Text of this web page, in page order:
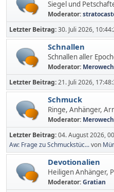
Siegel und
Moderator:
Letzter Beitrag:30. Juli 2026,
Schnallen
Schnallen aller
Moderator: Merowech
Letzter Beitrag:21. Juli 2026,
Schmuck
Ringe, Anhänger,
Moderator: Merowech
Letzter Beitrag:04. August 2026,
Aw: Frage zu Schmuckstüc...von
Devotionalien
Heiligen Anhänger,
Moderator:Gratian